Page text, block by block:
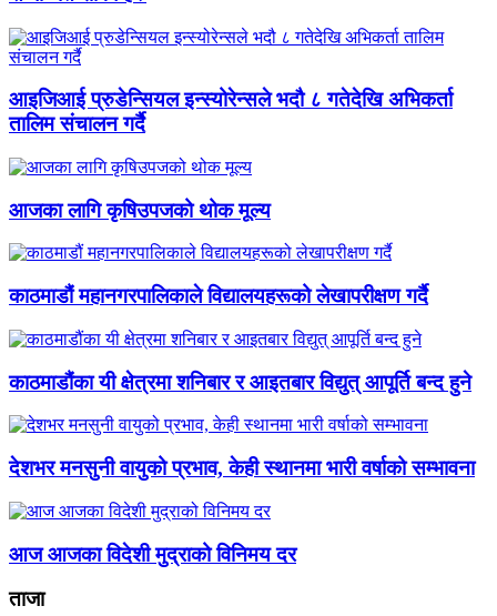
आइजिआई प्रुडेन्सियल इन्स्योरेन्सले भदौ ८ गतेदेखि अभिकर्ता
तालिम संचालन गर्दै
आजका लागि कृषिउपजको थोक मूल्य
काठमाडौं महानगरपालिकाले विद्यालयहरूको लेखापरीक्षण गर्दै
काठमाडौंका यी क्षेत्रमा शनिबार र आइतबार विद्युत् आपूर्ति बन्द हुने
देशभर मनसुनी वायुको प्रभाव, केही स्थानमा भारी वर्षाको सम्भावना
आज आजका विदेशी मुद्राको विनिमय दर
ताजा